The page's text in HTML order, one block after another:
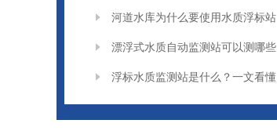
河道水库为什么要使用水质浮标站